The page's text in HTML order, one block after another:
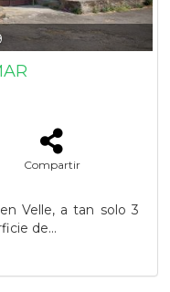
Compartir
Velle, a tan solo 3
de...